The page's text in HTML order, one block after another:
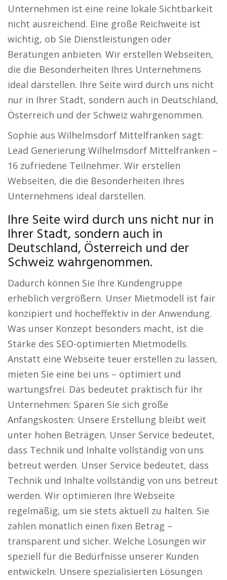
Unternehmen ist eine reine lokale Sichtbarkeit
nicht ausreichend. Eine große Reichweite ist
wichtig, ob Sie Dienstleistungen oder
Beratungen anbieten. Wir erstellen Webseiten,
die die Besonderheiten Ihres Unternehmens
ideal darstellen. Ihre Seite wird durch uns nicht
nur in Ihrer Stadt, sondern auch in Deutschland,
Österreich und der Schweiz wahrgenommen.
Sophie aus Wilhelmsdorf Mittelfranken sagt:
Lead Generierung Wilhelmsdorf Mittelfranken –
16 zufriedene Teilnehmer. Wir erstellen
Webseiten, die die Besonderheiten Ihres
Unternehmens ideal darstellen.
Ihre Seite wird durch uns nicht nur in
Ihrer Stadt, sondern auch in
Deutschland, Österreich und der
Schweiz wahrgenommen.
Dadurch können Sie Ihre Kundengruppe
erheblich vergrößern. Unser Mietmodell ist fair
konzipiert und hocheffektiv in der Anwendung.
Was unser Konzept besonders macht, ist die
Stärke des SEO-optimierten Mietmodells.
Anstatt eine Webseite teuer erstellen zu lassen,
mieten Sie eine bei uns – optimiert und
wartungsfrei. Das bedeutet praktisch für Ihr
Unternehmen: Sparen Sie sich große
Anfangskosten: Unsere Erstellung bleibt weit
unter hohen Beträgen. Unser Service bedeutet,
dass Technik und Inhalte vollständig von uns
betreut werden. Unser Service bedeutet, dass
Technik und Inhalte vollständig von uns betreut
werden. Wir optimieren Ihre Webseite
regelmäßig, um sie stets aktuell zu halten. Sie
zahlen monatlich einen fixen Betrag –
transparent und sicher. Welche Lösungen wir
speziell für die Bedürfnisse unserer Kunden
entwickeln. Unsere spezialisierten Lösungen